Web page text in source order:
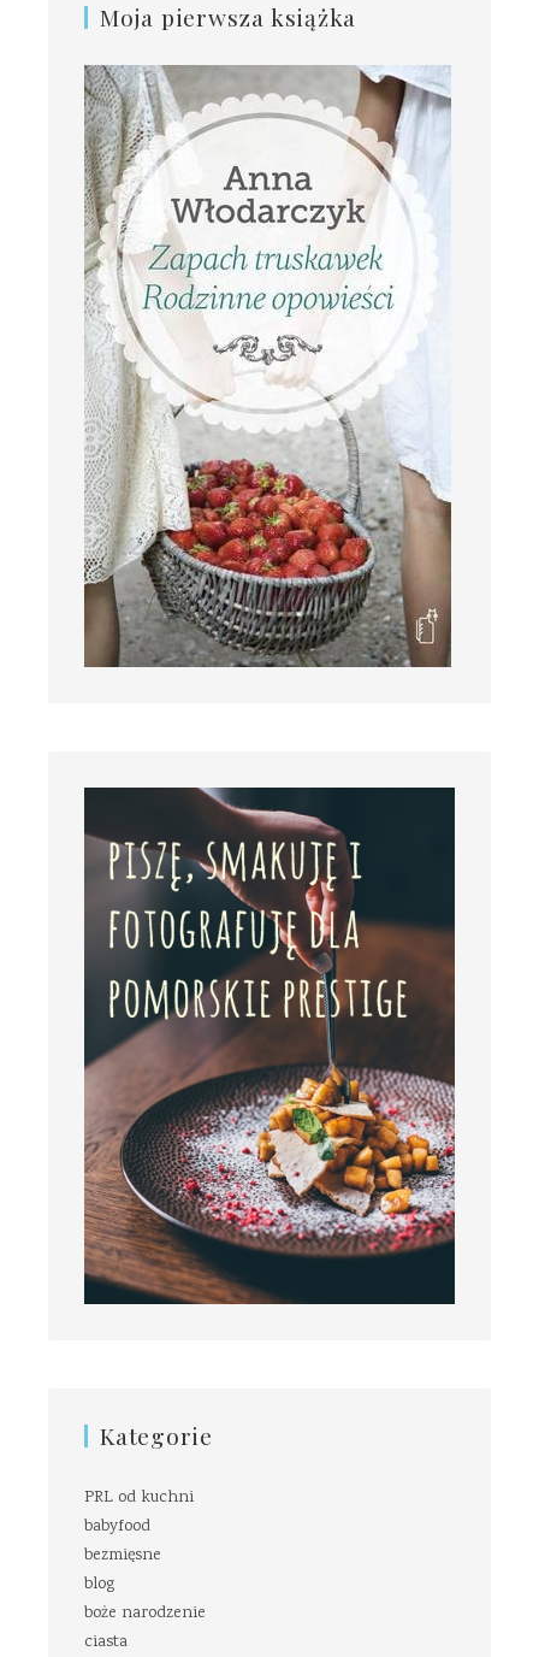
Moja pierwsza książka
Kategorie
PRL od kuchni
babyfood
bezmięsne
blog
boże narodzenie
ciasta